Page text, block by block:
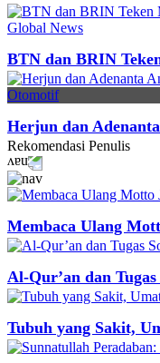
Global News
BTN dan BRIN
Otomotif
Herjun dan
Rekomendasi Penulis
Membaca Ulang
Al-Qur’an dan
Tubuh yang Sakit,